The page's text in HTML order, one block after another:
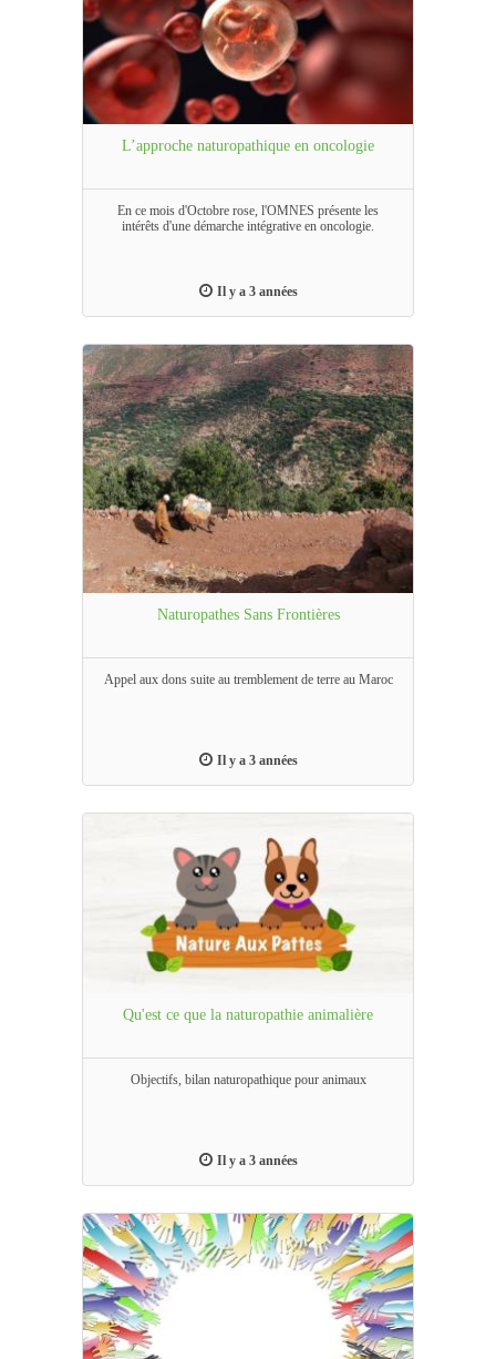
L’approche naturopathique en oncologie
En ce mois d'Octobre rose, l'OMNES présente les
intérêts d'une démarche intégrative en oncologie.
Il y a 3 années
Naturopathes Sans Frontières
Appel aux dons suite au tremblement de terre au Maroc
Il y a 3 années
Qu'est ce que la naturopathie animalière
Objectifs, bilan naturopathique pour animaux
Il y a 3 années